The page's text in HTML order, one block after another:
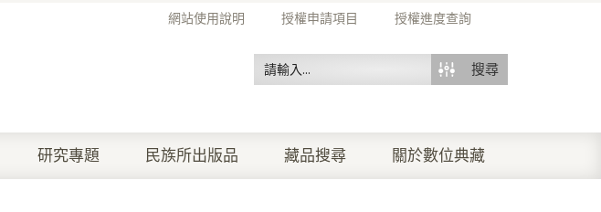
網站使用說明 授權申請項目 授權進度查詢
搜尋
研究專題 民族所出版品 藏品搜尋 關於數位典藏